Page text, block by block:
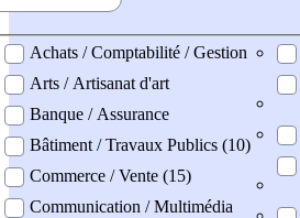
professionel
Achats / Comptabilité / Gestion
Arts / Artisanat d'art
Banque / Assurance
Bâtiment / Travaux Publics (10)
Commerce / Vente (15)
Communication / Multimédia